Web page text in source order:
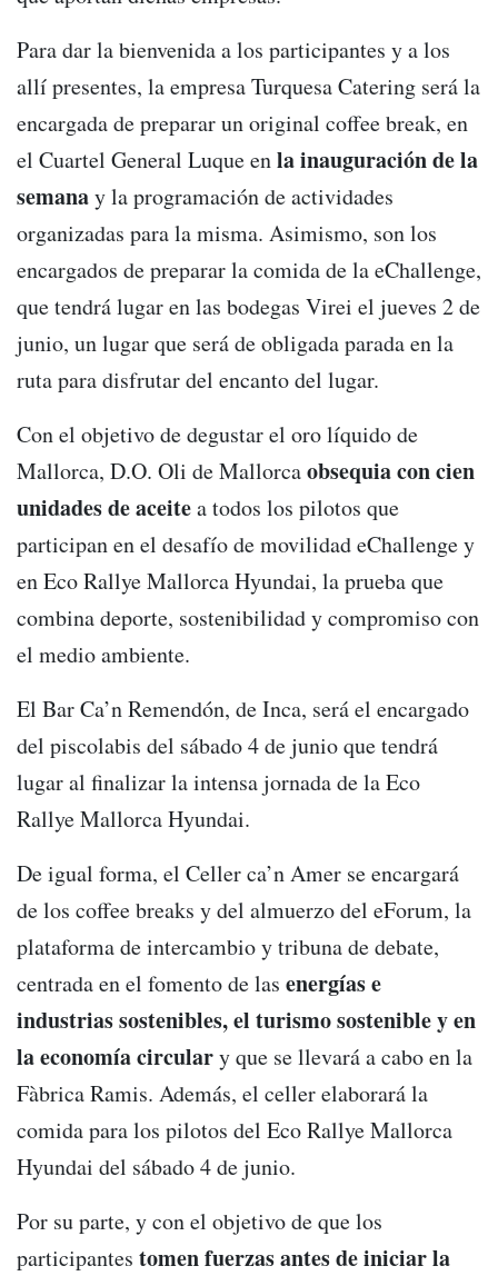
Para dar la bienvenida a los participantes y a los
allí presentes, la empresa Turquesa Catering será la
encargada de preparar un original coffee break, en
el Cuartel General Luque enla inauguración de la
semanay la programación de actividades
organizadas para la misma. Asimismo, son los
encargados de preparar la comida de la eChallenge,
que tendrá lugar en las bodegas Virei el jueves 2 de
junio, un lugar que será de obligada parada en la
ruta para disfrutar del encanto del lugar.
Con el objetivo de degustar el oro líquido de
Mallorca, D.O. Oli de Mallorcaobsequia con cien
unidades de aceitea todos los pilotos que
participan en el desafío de movilidad eChallenge y
en Eco Rallye Mallorca Hyundai, la prueba que
combina deporte, sostenibilidad y compromiso con
el medio ambiente.
El Bar Ca’n Remendón, de Inca, será el encargado
del piscolabis del sábado 4 de junio que tendrá
lugar al finalizar la intensa jornada de la Eco
Rallye Mallorca Hyundai.
De igual forma, el Celler ca’n Amer se encargará
de los coffee breaks y del almuerzo del eForum, la
plataforma de intercambio y tribuna de debate,
centrada en el fomento de las energías e
industrias sostenibles, el turismo sostenible y en
la economía circulary que se llevará a cabo en la
Fàbrica Ramis. Además, el celler elaborará la
comida para los pilotos del Eco Rallye Mallorca
Hyundai del sábado 4 de junio.
Por su parte, y con el objetivo de que los
participantes tomen fuerzas antes de iniciar la